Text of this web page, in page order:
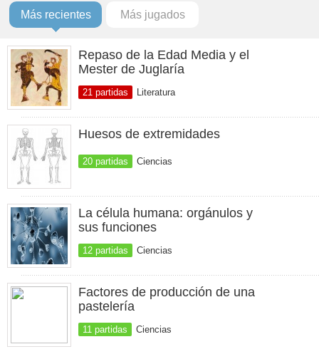
Más recientes Más jugados
Repaso de la Edad Media y el
Mester de Juglaría
21 partidas Literatura
Huesos de extremidades
20 partidas Ciencias
La célula humana: orgánulos y
sus funciones
12 partidas Ciencias
Factores de producción de una
pastelería
11 partidas Ciencias